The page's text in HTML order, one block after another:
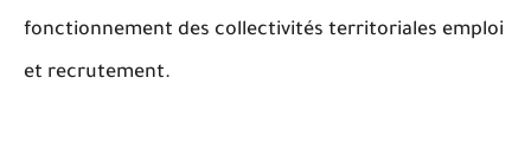
fonctionnement des collectivités territoriales emploi
et recrutement.